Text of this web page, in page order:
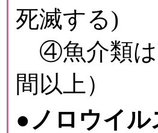
死滅する)
④魚介類は
間以上）
●ノロウイ